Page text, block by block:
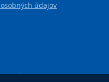
údajov